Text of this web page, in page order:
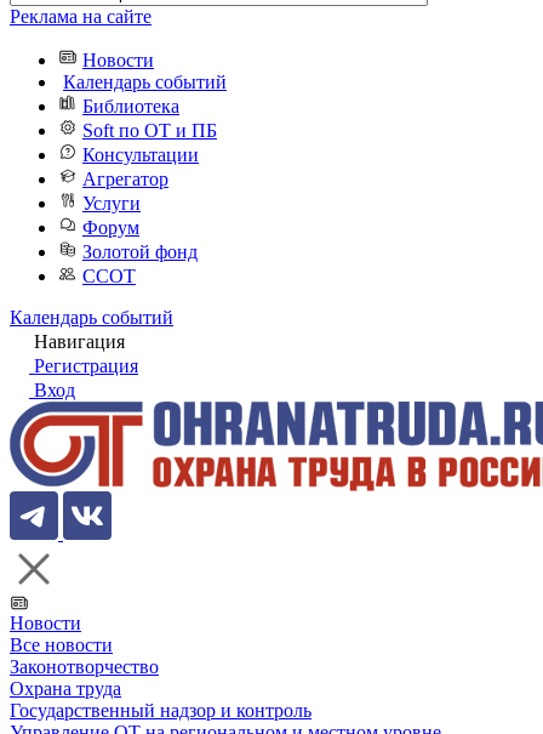
Реклама на сайте
Новости
Календарь событий
Библиотека
Soft по ОТ и ПБ
Консультации
Агрегатор
Услуги
Форум
Золотой фонд
ССОТ
Календарь событий
Навигация
Регистрация
Вход
Новости
Все новости
Законотворчество
Охрана труда
Государственный надзор и контроль